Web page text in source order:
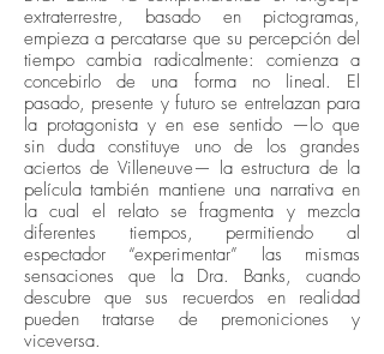
extraterrestre, basado en pictogramas,
empieza a percatarse que su percepción del
tiempo cambia radicalmente: comienza a
concebirlo de una forma no lineal. El
pasado, presente y futuro se entrelazan para
la protagonista y en ese sentido —lo que
sin duda constituye uno de los grandes
aciertos de Villeneuve— la estructura de la
película también mantiene una narrativa en
la cual el relato se fragmenta y mezcla
diferentes tiempos, permitiendo al
espectador “experimentar” las mismas
sensaciones que la Dra. Banks, cuando
descubre que sus recuerdos en realidad
pueden tratarse de premoniciones y
viceversa.